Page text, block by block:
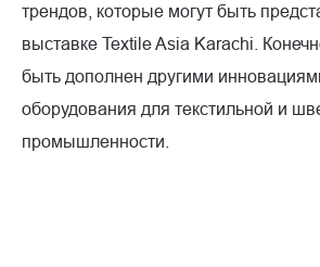
трендов, которые могут быть
выставке Textile Asia Karachi.
быть дополнен другими
оборудования для текстильной и
промышленности.